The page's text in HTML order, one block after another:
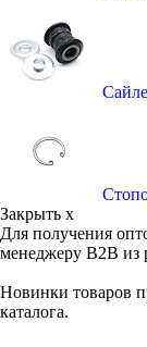
Закрыть x
Для получения
менеджеру B2B из
Новинки товаров
каталога.